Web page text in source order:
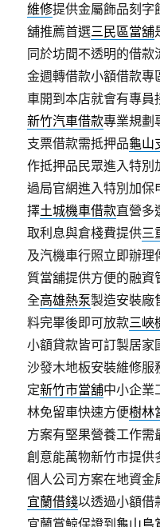
維修提供金屬飾品刻字
舖推薦首選三民區當舖
同於坊間不透明的借款
金週轉借款小額借款專
車開到本店就會有專員
新竹汽車借款專業規劃
支票借款需抵押品龜山
作抵押品民眾進入特別
過局官網進入特別加
擇土城機車借款直營多
取利息與倉棧費提供三
及汽機車行照立即辦理
質當舖提供方便的融
全高雄熱泵製造安裝廠
料完畢後即可放款三峽
小額貸款皆可訂製居家
沙發木地板安裝維修
定新竹市當舖中小企業
林免留車快速方便樹林
方案有堅果營養工作需
創意能萬物新竹市提供
個人公司方案在地資
宜蘭借錢以透過小額借
宜蘭賞鯨保證到 龜山島